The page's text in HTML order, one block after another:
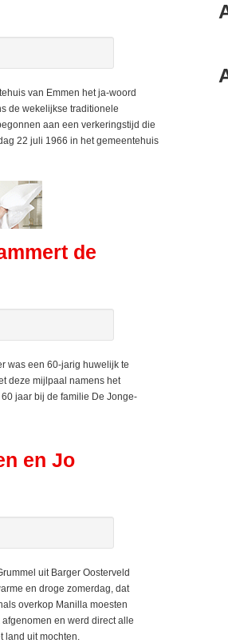
van Emmen het ja-woord
de wekelijkse traditionele
aan een verkeringstijd die
22 juli 1966 in het gemeentehuis
de
was een 60-jarig huwelijk te
deze mijlpaal namens het
jaar bij de familie De Jonge-
en Jo
uit Barger Oosterveld
en droge zomerdag, dat
overkop Manilla moesten
en werd direct alle
land uit mochten.